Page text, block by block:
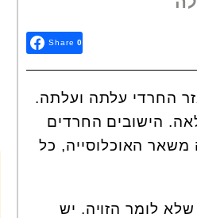
Share 0
החרדי עלתה ועלתה.
הישובים החרדים
משאר האוכלוסייה, כל
לומר הזויה. יש